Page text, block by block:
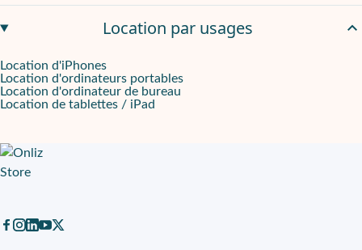
Visioconférences plus nettes
Lacaméra 1080pxaméliore la lisibilité de votre image pendant
Audio intégré et usage au casque
Les haut-parleurs intégrés servent aux écoutes rapides et aux
Location par usages
Location d'iPhones
Location d'ordinateurs portables
Location d'ordinateur de bureau
Location de tablettes / iPad